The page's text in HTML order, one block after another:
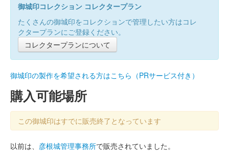
御城印コレクション コレクタープラン
たくさんの御城印をコレクションで管理したい方はコレ
クタープランにご登録ください。
コレクタープランについて
御城印の製作を希望される方はこちら（PRサービス付き）
購入可能場所
この御城印はすでに販売終了となっています
以前は、 彦根城管理事務所で販売されていました。